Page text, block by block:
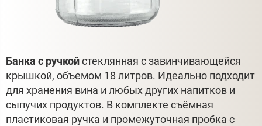
Банка с ручкойстеклянная с завинчивающейся
крышкой, объемом 18 литров. Идеально подходит
для хранения вина и любых других напитков и
сыпучих продуктов. В комплекте съёмная
пластиковая ручка и промежуточная пробка с